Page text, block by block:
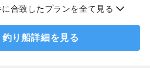
合致したプランを全て見る
釣り船詳細を見る